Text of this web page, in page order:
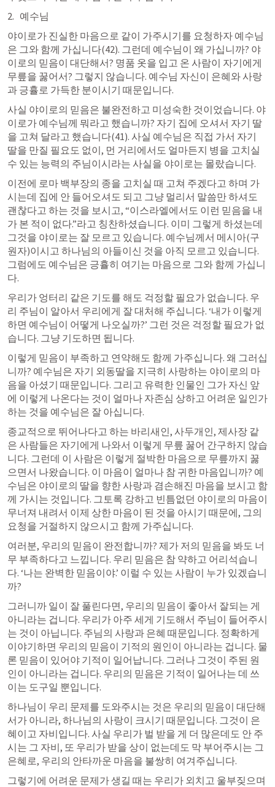
2.   예수님
야이로가 진실한 마음으로 같이 가주시기를 요청하자 예수님
은 그와 함께 가십니다(42). 그런데 예수님이 왜 가십니까? 야
이로의 믿음이 대단해서? 명품 옷을 입고 온 사람이 자기에게
무릎을 꿇어서? 그렇지 않습니다. 예수님 자신이 은혜와 사랑
과 긍휼로 가득한 분이시기 때문입니다.
사실 야이로의 믿음은 불완전하고 미성숙한 것이었습니다. 야
이로가 예수님께 뭐라고 했습니까? 자기 집에 오셔서 자기 딸
을 고쳐 달라고 했습니다(41). 사실 예수님은 직접 가서 자기
딸을 만질 필요도 없이, 먼 거리에서도 얼마든지 병을 고치실
수 있는 능력의 주님이시라는 사실을 야이로는 몰랐습니다.
이전에 로마 백부장의 종을 고치실 때 고쳐 주겠다고 하며 가
시는데 집에 안 들어오셔도 되고 그냥 멀리서 말씀만 하셔도
괜찮다고 하는 것을 보시고, “이스라엘에서도 이런 믿음을 내
가 본 적이 없다.”라고 칭찬하셨습니다. 이미 그렇게 하셨는데
그것을 야이로는 잘 모르고 있습니다. 예수님께서 메시아(구
원자)이시고 하나님의 아들이신 것을 아직 모르고 있습니다.
그럼에도 예수님은 긍휼히 여기는 마음으로 그와 함께 가십니
다.
우리가 엉터리 같은 기도를 해도 걱정할 필요가 없습니다. 우
리 주님이 알아서 우리에게 잘 대처해 주십니다. ‘내가 이렇게
하면 예수님이 어떻게 나오실까?’ 그런 것은 걱정할 필요가 없
습니다. 그냥 기도하면 됩니다.
이렇게 믿음이 부족하고 연약해도 함께 가주십니다. 왜 그러십
니까? 예수님은 자기 외동딸을 지극히 사랑하는 야이로의 마
음을 아셨기 때문입니다. 그리고 유력한 인물인 그가 자신 앞
에 이렇게 나온다는 것이 얼마나 자존심 상하고 어려운 일인가
하는 것을 예수님은 잘 아십니다.
종교적으로 뛰어나다고 하는 바리새인, 사두개인, 제사장 같
은 사람들은 자기에게 나와서 이렇게 무릎 꿇어 간구하지 않습
니다. 그런데 이 사람은 이렇게 절박한 마음으로 무릎까지 꿇
으면서 나왔습니다. 이 마음이 얼마나 참 귀한 마음입니까? 예
수님은 야이로의 딸을 향한 사랑과 겸손해진 마음을 보시고 함
께 가시는 것입니다. 그토록 강하고 빈틈없던 야이로의 마음이
무너져 내려서 이제 상한 마음이 된 것을 아시기 때문에, 그의
요청을 거절하지 않으시고 함께 가주십니다.
여러분, 우리의 믿음이 완전합니까? 제가 저의 믿음을 봐도 너
무 부족하다고 느낍니다. 우리 믿음은 참 약하고 어리석습니
다. ‘나는 완벽한 믿음이야.’ 이럴 수 있는 사람이 누가 있겠습니
까?
그러니까 일이 잘 풀린다면, 우리의 믿음이 좋아서 잘되는 게
아니라는 겁니다. 우리가 아주 세게 기도해서 주님이 들어주시
는 것이 아닙니다. 주님의 사랑과 은혜 때문입니다. 정확하게
이야기하면 우리의 믿음이 기적의 원인이 아니라는 겁니다. 물
론 믿음이 있어야 기적이 일어납니다. 그러나 그것이 주된 원
인이 아니라는 겁니다. 우리의 믿음은 기적이 일어나는 데 쓰
이는 도구일 뿐입니다.
하나님이 우리 문제를 도와주시는 것은 우리의 믿음이 대단해
서가 아니라, 하나님의 사랑이 크시기 때문입니다. 그것이 은
혜이고 자비입니다. 사실 우리가 벌 받을 게 더 많은데도 안 주
시는 그 자비, 또 우리가 받을 상이 없는데도 막 부어주시는 그
은혜로, 우리의 안타까운 마음을 불쌍히 여겨주십니다.
그렇기에 어려운 문제가 생길 때는 우리가 외치고 울부짖으며